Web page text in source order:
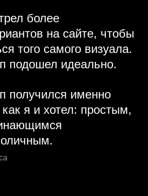
более
на сайте, чтобы
того самого визуала.
подошел идеально.
получился именно
я и хотел: простым,